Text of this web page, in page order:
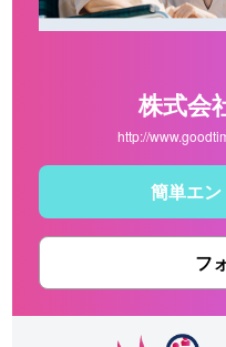
株式会
http://
簡単エ
フ